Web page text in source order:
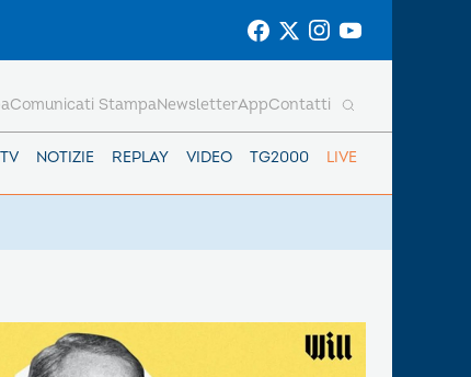
NOTIZIE REPLAY VIDEO TG2000 LIVE
Comunicati StampaNewsletterAppContatti